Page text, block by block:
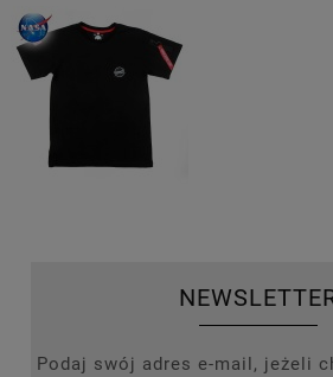
Podaj swój adres e-mail, jeżeli